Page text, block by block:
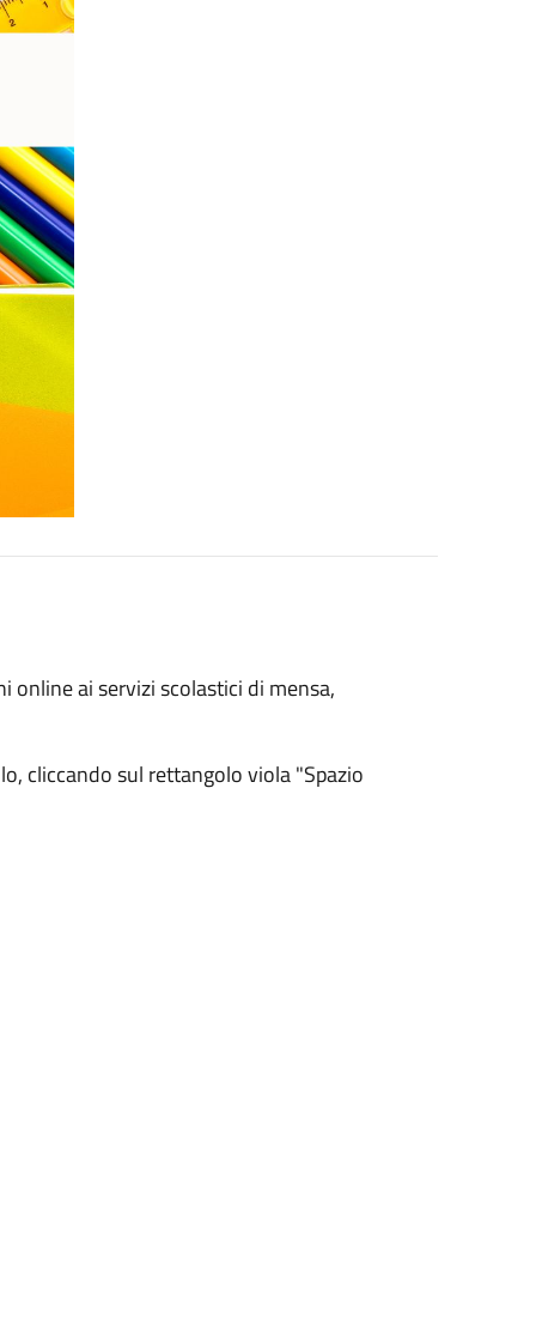
online ai servizi scolastici di mensa,
cliccando sul rettangolo viola "Spazio